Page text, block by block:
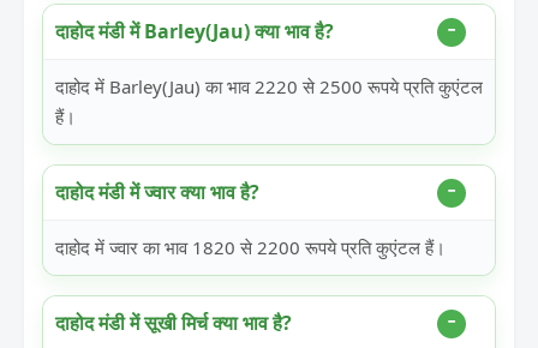
दाहोद मंडी में Barley(Jau) क्या भाव है?
दाहोद में Barley(Jau) का भाव 2220 से 2500 रूपये प्रति कुएंटल
हैं।
दाहोद मंडी में ज्वार क्या भाव है?
दाहोद में ज्वार का भाव 1820 से 2200 रूपये प्रति कुएंटल हैं।
दाहोद मंडी में सूखी मिर्च क्या भाव है?